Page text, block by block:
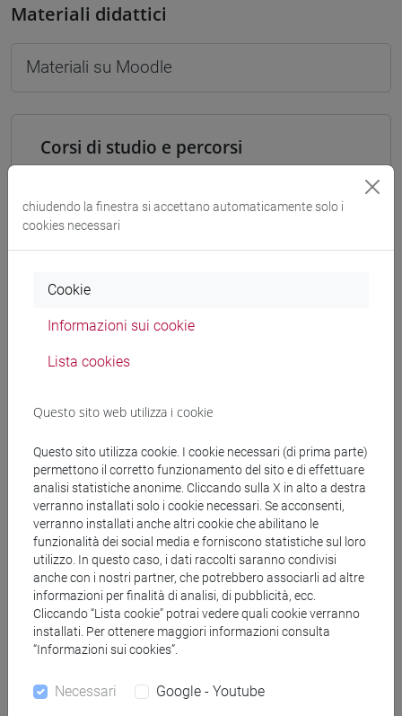
Materiali didattici
Materiali su Moodle
Corsi di studio e percorsi
[FTR5] STORIA - Laurea
Mutua da
Struttura generale dell'insegnamento
LINGUA INGLESE
ACADEMIC WRITING
ACADEMIC WRITING A
ACADEMIC WRITING B
ACADEMIC WRITING C
ENGLISH FOR HISTORY AND PHILOSOPHY
chiudendo la finestra si accettano automaticamente solo i
cookies necessari
Cookie
Informazioni sui cookie
Lista cookies
Questo sito web utilizza i cookie
Questo sito utilizza cookie. I cookie necessari (di prima parte)
permettono il corretto funzionamento del sito e di effettuare
analisi statistiche anonime. Cliccando sulla X in alto a destra
verranno installati solo i cookie necessari. Se acconsenti,
verranno installati anche altri cookie che abilitano le
funzionalità dei social media e forniscono statistiche sul loro
utilizzo. In questo caso, i dati raccolti saranno condivisi
anche con i nostri partner, che potrebbero associarli ad altre
informazioni per finalità di analisi, di pubblicità, ecc.
Cliccando “Lista cookie” potrai vedere quali cookie verranno
installati. Per ottenere maggiori informazioni consulta
“Informazioni sui cookies”.
Necessari Google - Youtube